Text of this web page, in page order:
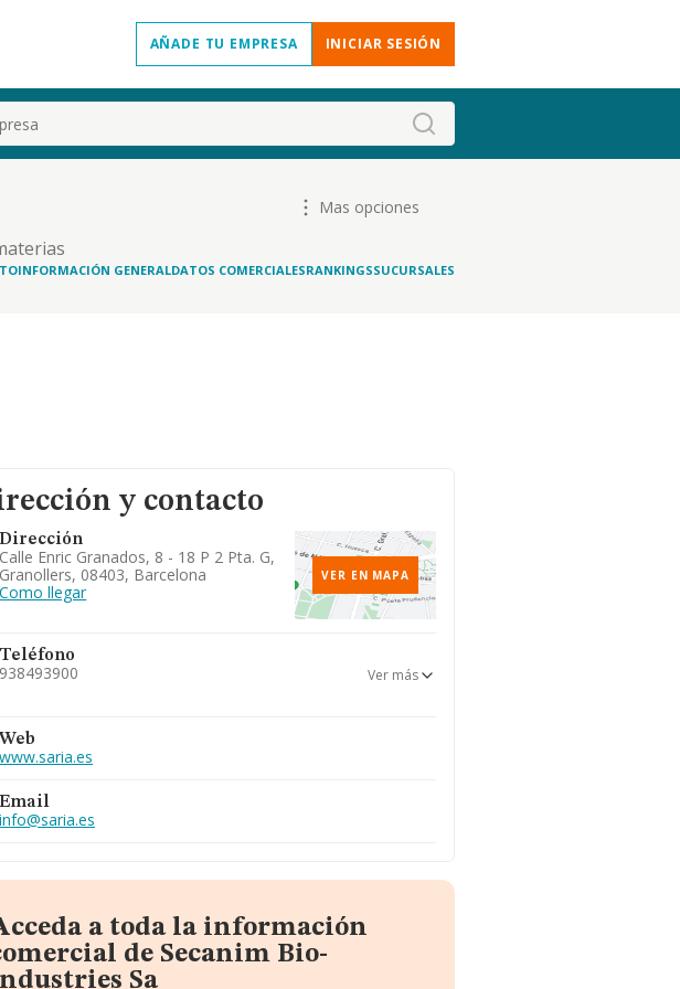
AÑADE TU EMPRESA INICIAR SESIÓN
Mas opciones
INFORMACIÓN GENERALDATOS COMERCIALESRANKINGSSUCURSALES
y contacto
Dirección
Calle Enric Granados, 8 - 18 P 2 Pta. G,
Granollers, 08403, Barcelona
Como llegar
VER EN MAPA
Teléfono
938493900 Ver más
Web
www.saria.es
Email
info@saria.es
a toda la información
de Secanim Bio-
Sa